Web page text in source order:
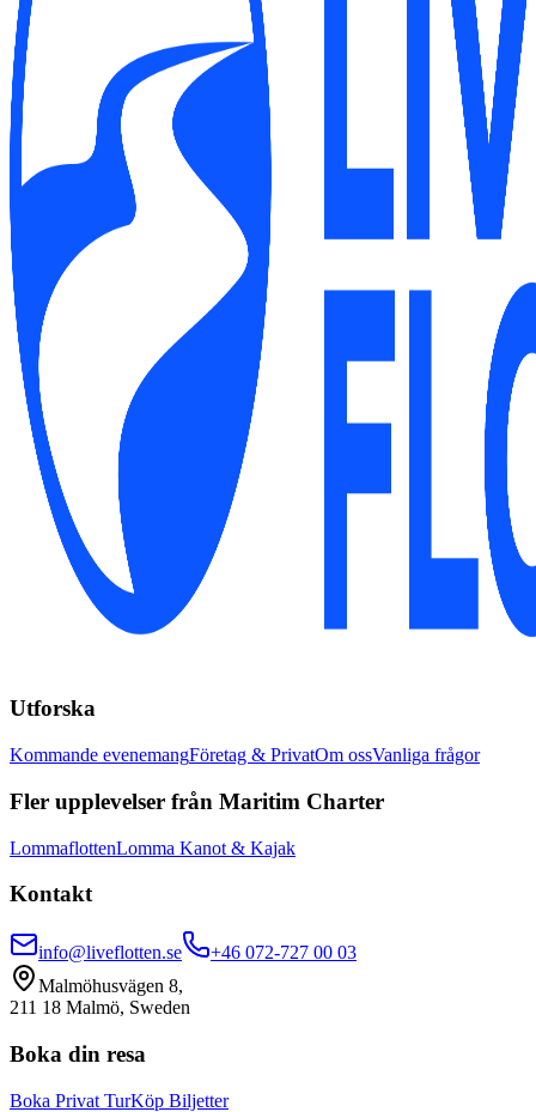
Utforska
Kommande evenemangFöretag & PrivatOm ossVanliga frågor
Fler upplevelser från Maritim Charter
LommaflottenLomma Kanot & Kajak
Kontakt
info@liveflotten.se
+46 072-727 00 03
Malmöhusvägen 8,
211 18 Malmö, Sweden
Boka din resa
Boka Privat TurKöp Biljetter